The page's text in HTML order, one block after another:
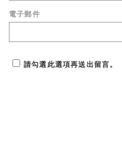
電子郵件
請勾選此選項再送出留言。